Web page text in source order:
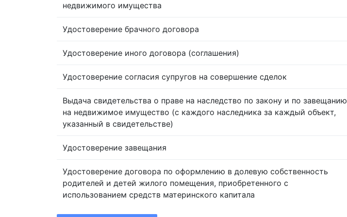
недвижимого имущества
Удостоверение брачного договора
Удостоверение иного договора (соглашения)
Удостоверение согласия супругов на совершение сделок
Выдача свидетельства о праве на наследство по закону и по завещанию
на недвижимое имущество (с каждого наследника за каждый объект,
указанный в свидетельстве)
Удостоверение завещания
Удостоверение договора по оформлению в долевую собственность
родителей и детей жилого помещения, приобретенного с
использованием средств материнского капитала